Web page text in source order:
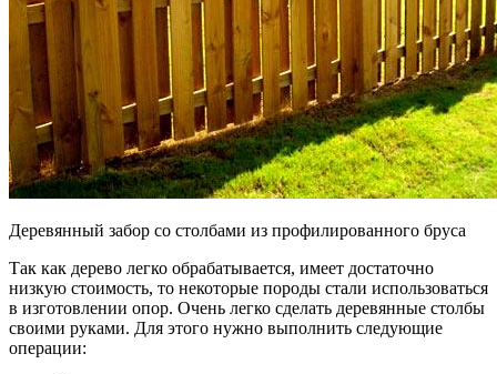
Деревянный забор со столбами из профилированного бруса
Так как дерево легко обрабатывается, имеет достаточно
низкую стоимость, то некоторые породы стали использоваться
в изготовлении опор. Очень легко сделать деревянные столбы
своими руками. Для этого нужно выполнить следующие
операции: